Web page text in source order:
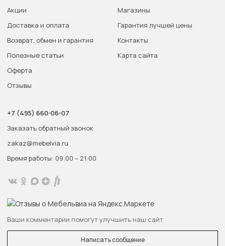
Акции
Доставка и оплата
Возврат, обмен и гарантия
Полезные статьи
Оферта
Отзывы
Магазины
Гарантия лучшей цены
Контакты
Карта сайта
+7 (495) 660-06-07
Заказать обратный звонок
zakaz@mebelvia.ru
Время работы: 09:00 – 21:00
Ваши комментарии помогут улучшить наш сайт
Написать сообщение